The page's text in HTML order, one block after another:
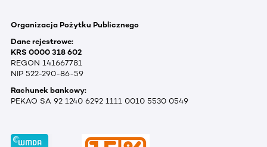
Organizacja Pożytku Publicznego
Dane rejestrowe:
KRS 0000 318 602
REGON 141667781
NIP 522-290-86-59
Rachunek bankowy:
PEKAO SA 92 1240 6292 1111 0010 5530 0549